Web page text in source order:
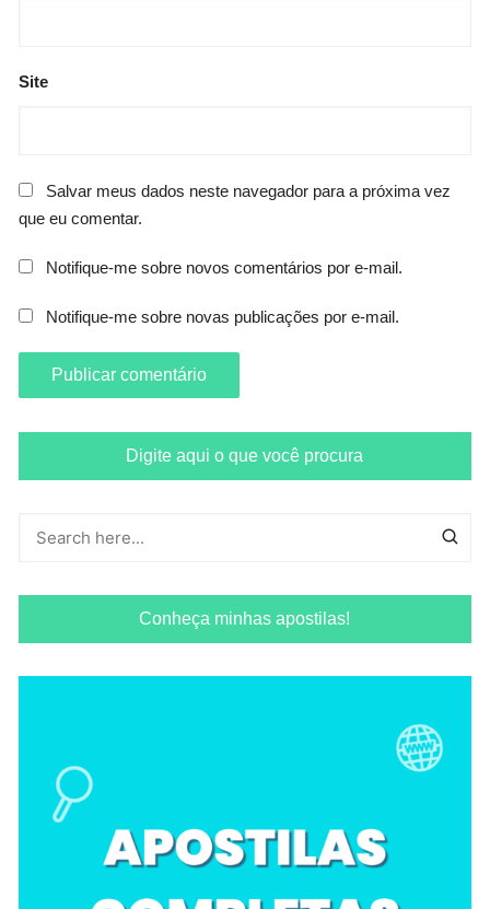
Site
Salvar meus dados neste navegador para a próxima vez
que eu comentar.
Notifique-me sobre novos comentários por e-mail.
Notifique-me sobre novas publicações por e-mail.
Digite aqui o que você procura
Conheça minhas apostilas!